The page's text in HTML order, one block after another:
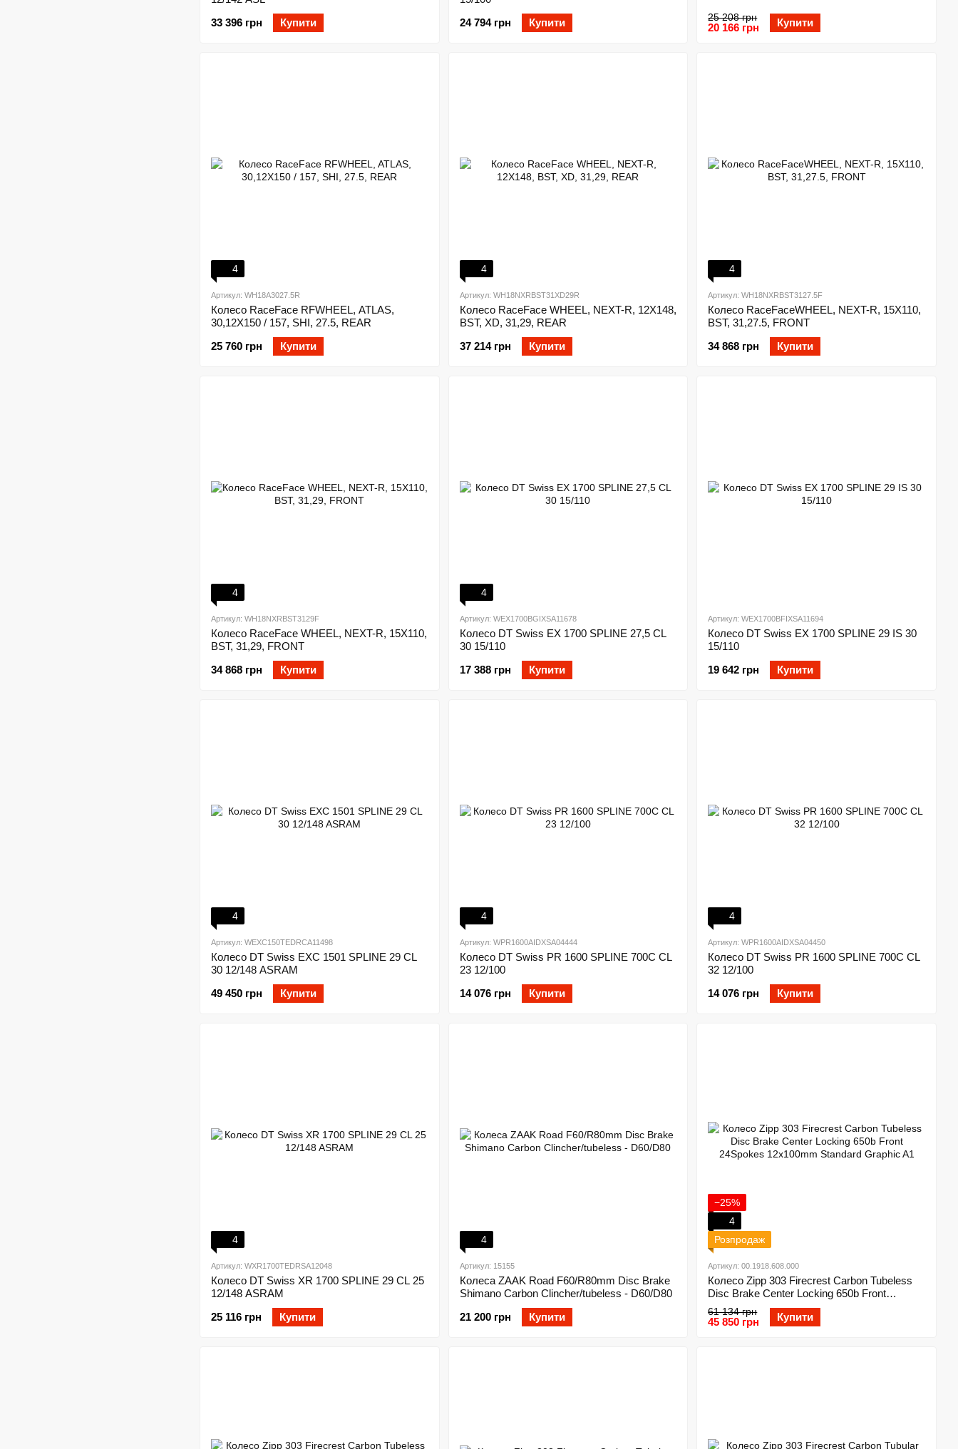
33 396 грн
Купити
24 794 грн
Купити 25 208 грн
20 166 грн Купити
4
Артикул: WH18A3027.5R
Колесо RaceFace RFWHEEL, ATLAS,
30,12X150 / 157, SHI, 27.5, REAR
25 760 грн
Купити
4
Артикул: WH18NXRBST31XD29R
Колесо RaceFace WHEEL, NEXT-R, 12X148,
BST, XD, 31,29, REAR
37 214 грн
Купити
4
Артикул: WH18NXRBST3127.5F
Колесо RaceFaceWHEEL, NEXT-R, 15X110,
BST, 31,27.5, FRONT
34 868 грн
Купити
4
Артикул: WH18NXRBST3129F
Колесо RaceFace WHEEL, NEXT-R, 15X110,
BST, 31,29, FRONT
34 868 грн
Купити
4
Артикул: WEX1700BGIXSA11678
Колесо DT Swiss EX 1700 SPLINE 27,5 CL
30 15/110
17 388 грн
Купити
Артикул: WEX1700BFIXSA11694
Колесо DT Swiss EX 1700 SPLINE 29 IS 30
15/110
19 642 грн
Купити
4
Артикул: WEXC150TEDRCA11498
Колесо DT Swiss EXC 1501 SPLINE 29 CL
30 12/148 ASRAM
49 450 грн
Купити
4
Артикул: WPR1600AIDXSA04444
Колесо DT Swiss PR 1600 SPLINE 700C CL
23 12/100
14 076 грн
Купити
4
Артикул: WPR1600AIDXSA04450
Колесо DT Swiss PR 1600 SPLINE 700C CL
32 12/100
14 076 грн
Купити
4
Артикул: WXR1700TEDRSA12048
Колесо DT Swiss XR 1700 SPLINE 29 CL 25
12/148 ASRAM
25 116 грн
Купити
4
Артикул: 15155
Колеса ZAAK Road F60/R80mm Disc Brake
Shimano Carbon Clincher/tubeless - D60/D80
21 200 грн
Купити
−25%
4
Розпродаж
Артикул: 00.1918.608.000
Колесо Zipp 303 Firecrest Carbon Tubeless
Disc Brake Center Locking 650b Front
24Spokes 12x100mm Standard Graphic A1
61 134 грн
45 850 грн Купити